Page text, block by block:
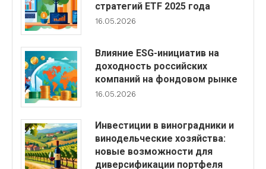
стратегий ETF 2025 года
16.05.2026
Влияние ESG-инициатив на
доходность российских
компаний на фондовом рынке
16.05.2026
Инвестиции в виноградники и
винодельческие хозяйства:
новые возможности для
диверсификации портфеля